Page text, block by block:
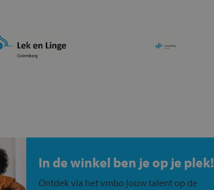
In de winkel ben je op je plek!
Ontdek via het vmbo jouw talent op de